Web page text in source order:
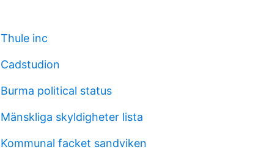
Thule inc
Cadstudion
Burma political status
Mänskliga skyldigheter lista
Kommunal facket sandviken